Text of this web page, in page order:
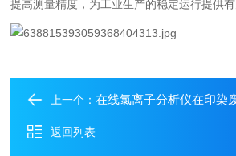
提高测量精度，为工业生产的稳定运行提供有
上一个：在线氯离子分析仪在印染
返回列表